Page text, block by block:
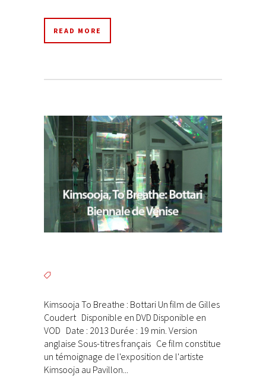
READ MORE
Kimsooja To Breathe : Bottari Un film de Gilles
Coudert Disponible en DVD Disponible en
VOD Date : 2013 Durée : 19 min. Version
anglaise Sous-titres français Ce film constitue
un témoignage de l'exposition de l'artiste
Kimsooja au Pavillon...